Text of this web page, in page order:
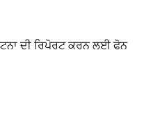
ਦੀ ਰਿਪੋਰਟ ਕਰਨ ਲਈ ਫੋਨ